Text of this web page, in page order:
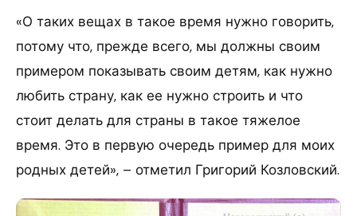
«О таких вещах в такое время нужно говорить,
потому что, прежде всего, мы должны своим
примером показывать своим детям, как нужно
любить страну, как ее нужно строить и что
стоит делать для страны в такое тяжелое
время. Это в первую очередь пример для моих
родных детей», – отметил Григорий Козловский.